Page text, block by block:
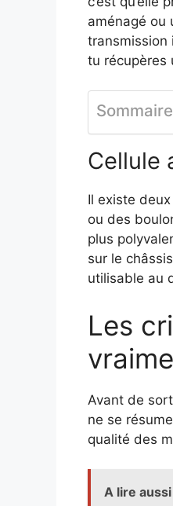
aménagé ou
transmission
tu récupères
Cellule
Il existe
ou des
plus
sur le
utilisable au
Les
Avant de
ne se
qualité des
A lire aussi